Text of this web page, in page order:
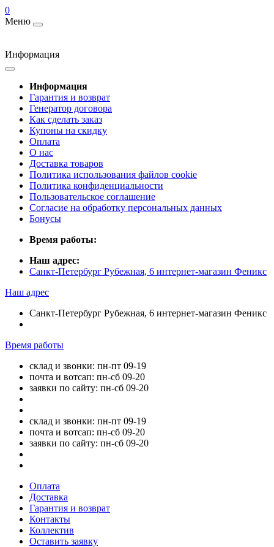
0
Меню
Информация
Информация
Гарантия и возврат
Генератор договора
Как сделать заказ
Купоны на скидку
Оплата
О нас
Доставка товаров
Политика использования файлов cookie
Политика конфиденциальности
Пользовательское соглашение
Согласие на обработку персональных данных
Бонусы
Время работы:
Наш адрес:
Санкт-Петербург Рубежная, 6 интернет-магазин Феникс
Наш адрес
Санкт-Петербург Рубежная, 6 интернет-магазин Феникс
Время работы
склад и звонки: пн-пт 09-19
почта и вотсап: пн-сб 09-20
заявки по сайту: пн-сб 09-20
склад и звонки: пн-пт 09-19
почта и вотсап: пн-сб 09-20
заявки по сайту: пн-сб 09-20
Оплата
Доставка
Гарантия и возврат
Контакты
Коллектив
Оставить заявку